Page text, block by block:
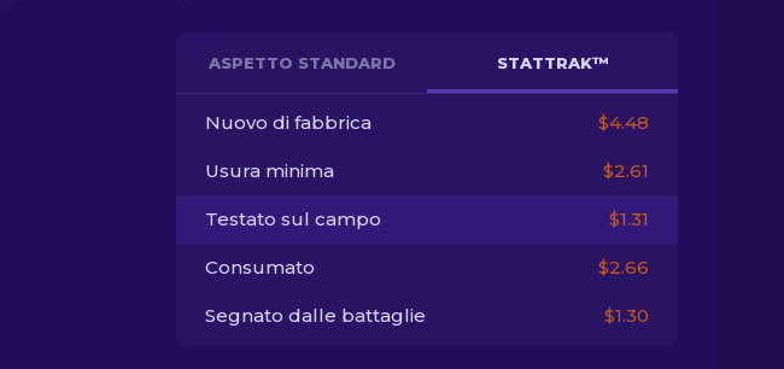
ASPETTO STANDARD STATTRAK™
Nuovo di fabbrica $4.48
Usura minima $2.61
Testato sul campo $1.31
Consumato $2.66
Segnato dalle battaglie $1.30